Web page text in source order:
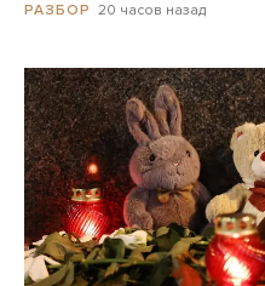
РАЗБОР 20 часов назад